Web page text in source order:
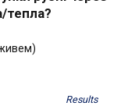
тепла?
Results